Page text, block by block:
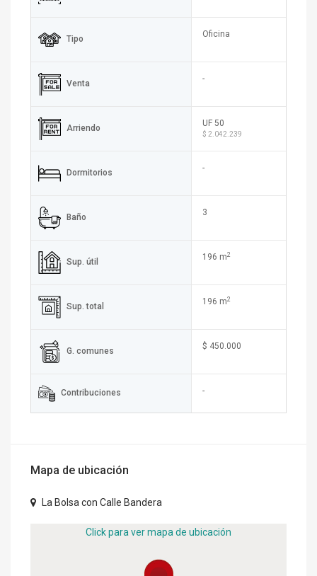
Tipo
Oficina
Venta
-
Arriendo
UF 50
$ 2.042.239
Dormitorios
-
Baño
3
Sup. útil
196 m2
Sup. total
196 m2
G. comunes
$ 450.000
Contribuciones -
Mapa de ubicación
La Bolsa con Calle Bandera
Click para ver mapa de ubicación